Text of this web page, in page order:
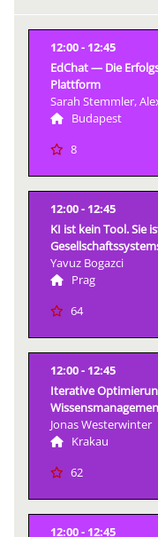
12:00
12:45
EdChat — Die
Plattform
Sarah Stemmler,
Budapest
8
12:00
12:45
KI ist kein Tool. Sie
Yavuz Bogazci
Prag
64
12:00
12:45
Iterative
Jonas Westerwinter
Krakau
62
12:00
12:45